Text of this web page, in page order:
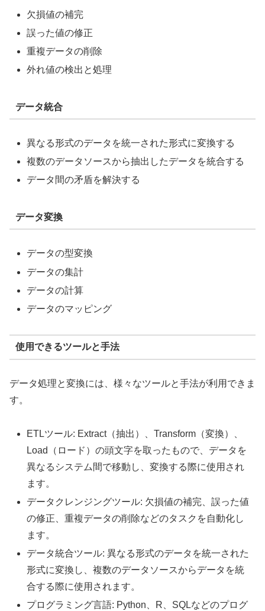
欠損値の補完
誤った値の修正
重複データの削除
外れ値の検出と処理
データ統合
異なる形式のデータを統一された形式に変換する
複数のデータソースから抽出したデータを統合する
データ間の矛盾を解決する
データ変換
データの型変換
データの集計
データの計算
データのマッピング
使用できるツールと手法
データ処理と変換には、様々なツールと手法が利用できま
す。
ETLツール: Extract（抽出）、Transform（変換）、
Load（ロード）の頭文字を取ったもので、データを
異なるシステム間で移動し、変換する際に使用され
ます。
データクレンジングツール: 欠損値の補完、誤った値
の修正、重複データの削除などのタスクを自動化し
ます。
データ統合ツール: 異なる形式のデータを統一された
形式に変換し、複数のデータソースからデータを統
合する際に使用されます。
プログラミング言語: Python、R、SQLなどのプログ